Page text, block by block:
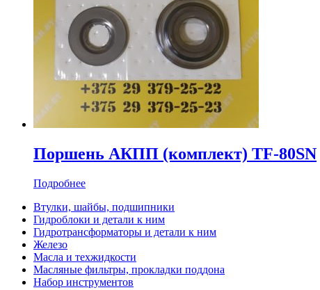
Поршень АКПП (комплект) TF-80SN
Подробнее
Втулки, шайбы, подшипники
Гидроблоки и детали к ним
Гидротрансформаторы и детали к ним
Железо
Масла и техжидкости
Масляные фильтры, прокладки поддона
Набор инструментов